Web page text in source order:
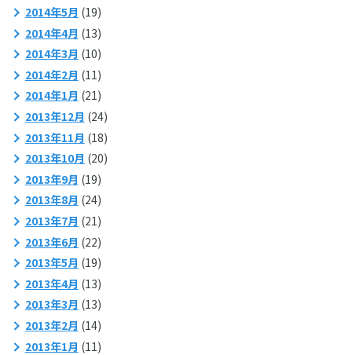
2014年5月 (19)
2014年4月 (13)
2014年3月 (10)
2014年2月 (11)
2014年1月 (21)
2013年12月 (24)
2013年11月 (18)
2013年10月 (20)
2013年9月 (19)
2013年8月 (24)
2013年7月 (21)
2013年6月 (22)
2013年5月 (19)
2013年4月 (13)
2013年3月 (13)
2013年2月 (14)
2013年1月 (11)